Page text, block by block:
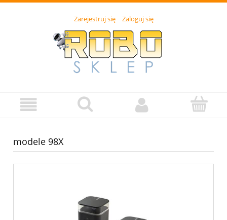
Zarejestruj się Zaloguj się
modele 98X